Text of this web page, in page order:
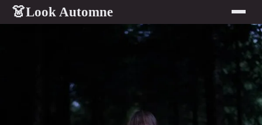
👗Look Automne